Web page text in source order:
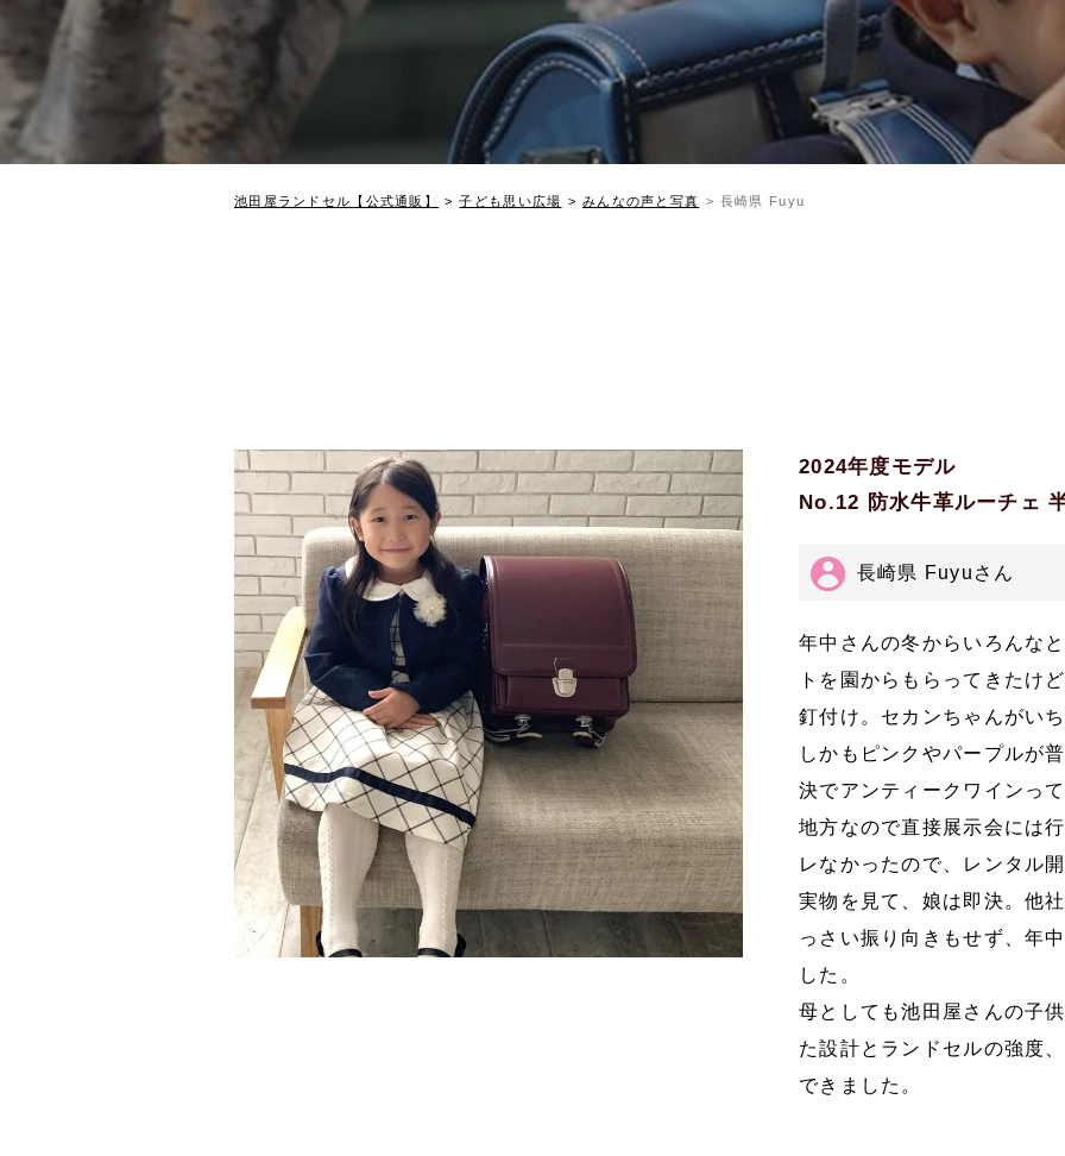
池田屋ランドセル【公式通販】 子ども思い広場 みんなの声と写真 長崎県 Fuyu
2024年度モデル
No.12 防水牛革ルーチェ
長崎県 Fuyuさん
年中さんの冬からいろんな
トを園からもらってきたけ
釘付け。セカンちゃんがい
しかもピンクやパープルが
決でアンティークワインっ
地方なので直接展示会には
レなかったので、レンタル
実物を見て、娘は即決。他
っさい振り向きもせず、年
した。
母としても池田屋さんの子
た設計とランドセルの強度
できました。